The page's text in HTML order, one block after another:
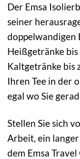
Der Emsa
seiner
doppelwandigen
Heißgetränke
Kaltgetränke bis
Ihren Tee in der
egal wo Sie
Stellen Sie sich
Arbeit, ein
dem Emsa